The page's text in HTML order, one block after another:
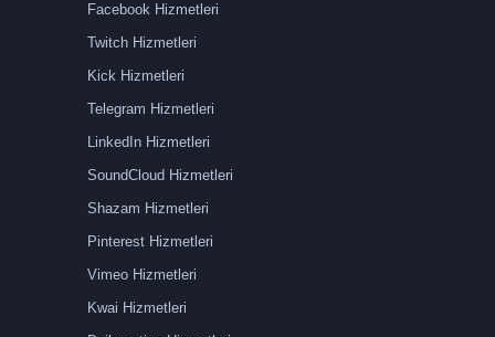
Facebook Hizmetleri
Twitch Hizmetleri
Kick Hizmetleri
Telegram Hizmetleri
LinkedIn Hizmetleri
SoundCloud Hizmetleri
Shazam Hizmetleri
Pinterest Hizmetleri
Vimeo Hizmetleri
Kwai Hizmetleri